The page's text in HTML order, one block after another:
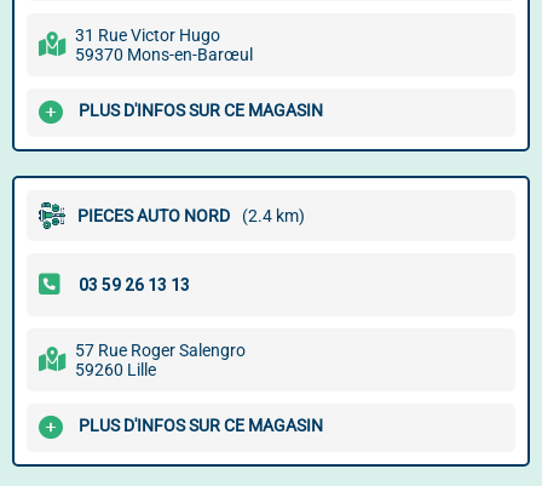
31 Rue Victor Hugo
59370 Mons-en-Barœul
PLUS D'INFOS SUR CE MAGASIN
PIECES AUTO NORD (2.4 km)
57 Rue Roger Salengro
59260 Lille
PLUS D'INFOS SUR CE MAGASIN